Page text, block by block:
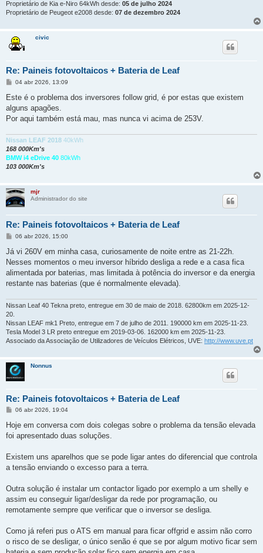
Proprietário de Kia e-Niro 64kWh desde: 05 de julho 2024
Proprietário de Peugeot e2008 desde: 07 de dezembro 2024
civic
Re: Paineis fotovoltaicos + Bateria de Leaf
M
n
a
g
04 abr 2026, 13:09
Este é o problema dos inversores follow grid, é por estas que existem
alguns apagões.
Por aqui também está mau, mas nunca vi acima de 253V.
Nissan LEAF 2018 40kWh
168 000Km's
BMW i4 eDrive 40 80kWh
103 000Km's
mjr
Administrador do site
Re: Paineis fotovoltaicos + Bateria de Leaf
M
n
a
g
m
06 abr 2026, 15:00
Já vi 260V em minha casa, curiosamente de noite entre as 21-22h.
Nesses momentos o meu inversor híbrido desliga a rede e a casa fica
alimentada por baterias, mas limitada à potência do inversor e da energia
restante nas baterias (que é normalmente elevada).
Nissan Leaf 40 Tekna preto, entregue em 30 de maio de 2018. 62800km em 2025-12-
20.
Nissan LEAF mk1 Preto, entregue em 7 de julho de 2011. 190000 km em 2025-11-23.
Tesla Model 3 LR preto entregue em 2019-03-06. 162000 km em 2025-11-23.
Associado da Associação de Utilizadores de Veículos Elétricos, UVE: http://www.uve.pt
Nonnus
Re: Paineis fotovoltaicos + Bateria de Leaf
M
n
s
a
m
06 abr 2026, 19:04
Hoje em conversa com dois colegas sobre o problema da tensão elevada
foi apresentado duas soluções.
Existem uns aparelhos que se pode ligar antes do diferencial que controla
a tensão enviando o excesso para a terra.
Outra solução é instalar um contactor ligado por exemplo a um shelly e
assim eu conseguir ligar/desligar da rede por programação, ou
remotamente sempre que verificar que o inversor se desliga.
Como já referi pus o ATS em manual para ficar offgrid e assim não corro
o risco de se desligar, o único senão é que se por algum motivo ficar sem